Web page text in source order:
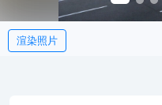
渲染照片